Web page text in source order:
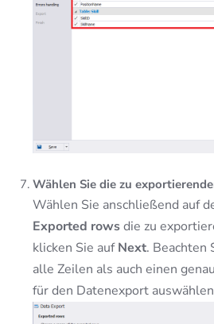
Wählen Sie die zu
Wählen Sie anschließend auf
Exported rowsdie zu
klicken Sie aufNext. Beachten
alle Zeilen als auch einen
für den Datenexport